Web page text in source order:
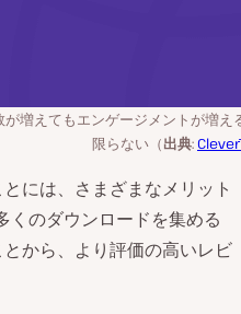
増えてもエンゲージメントが増え
限らない（出典:
には、さまざまなメリット
くのダウンロードを集める
から、より評価の高いレビ